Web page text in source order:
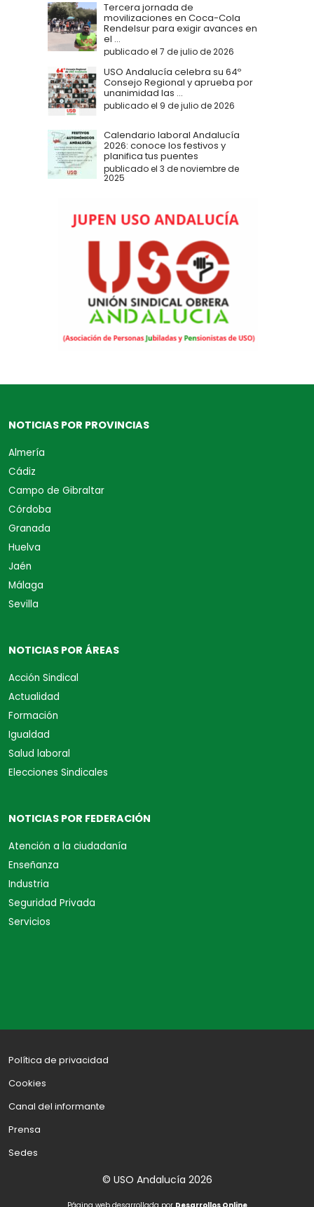
Tercera jornada de
movilizaciones en Coca-Cola
Rendelsur para exigir avances en
el ...
publicado el 7 de julio de 2026
USO Andalucía celebra su 64º
Consejo Regional y aprueba por
unanimidad las ...
publicado el 9 de julio de 2026
Calendario laboral Andalucía
2026: conoce los festivos y
planifica tus puentes
publicado el 3 de noviembre de
2025
NOTICIAS POR PROVINCIAS
Almería
Cádiz
Campo de Gibraltar
Córdoba
Granada
Huelva
Jaén
Málaga
Sevilla
NOTICIAS POR ÁREAS
Acción Sindical
Actualidad
Formación
Igualdad
Salud laboral
Elecciones Sindicales
NOTICIAS POR FEDERACIÓN
Atención a la ciudadanía
Enseñanza
Industria
Seguridad Privada
Servicios
Política de privacidad
Cookies
Canal del informante
Prensa
Sedes
© USO Andalucía 2026